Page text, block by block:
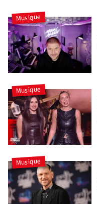
Musique
Musique
Musique